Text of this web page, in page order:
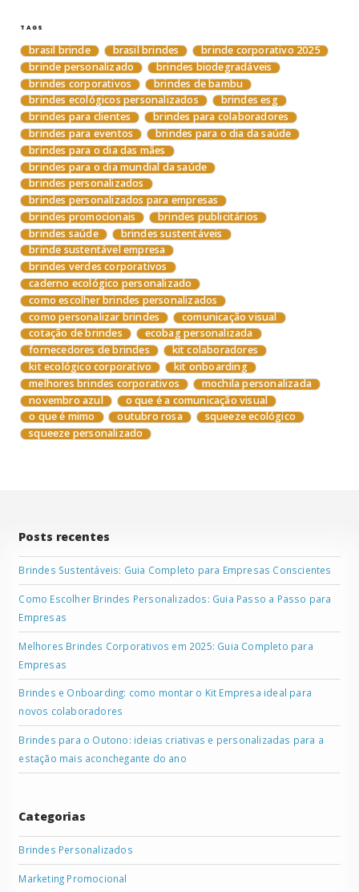
TAGS
brasil brinde brasil brindes
brinde corporativo 2025
brinde personalizado
brindes biodegradáveis
brindes corporativos
brindes de bambu
brindes ecológicos personalizados
brindes esg
brindes para clientes
brindes para colaboradores
brindes para eventos
brindes para o dia da saúde
brindes para o dia das mães
brindes para o dia mundial da saúde
brindes personalizados
brindes personalizados para empresas
brindes promocionais
brindes publicitários
brindes saúde
brindes sustentáveis
brinde sustentável empresa
brindes verdes corporativos
caderno ecológico personalizado
como escolher brindes personalizados
como personalizar brindes
comunicação visual
cotação de brindes
ecobag personalizada
fornecedores de brindes
kit colaboradores
kit ecológico corporativo
kit onboarding
melhores brindes corporativos
mochila personalizada
novembro azul
o que é a comunicação visual
o que é mimo
outubro rosa
squeeze ecológico
squeeze personalizado
Posts recentes
Brindes Sustentáveis: Guia Completo para Empresas Conscientes
Como Escolher Brindes Personalizados: Guia Passo a Passo para
Empresas
Melhores Brindes Corporativos em 2025: Guia Completo para
Empresas
Brindes e Onboarding: como montar o Kit Empresa ideal para
novos colaboradores
Brindes para o Outono: ideias criativas e personalizadas para a
estação mais aconchegante do ano
Categorias
Brindes Personalizados
Marketing Promocional